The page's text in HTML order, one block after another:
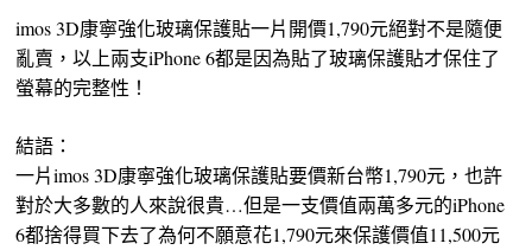
imos 3D康寧強化玻璃保護貼一片開價1,790元絕對不是隨便
亂賣，以上兩支iPhone 6都是因為貼了玻璃保護貼才保住了
螢幕的完整性！
結語：
一片imos 3D康寧強化玻璃保護貼要價新台幣1,790元，也許
對於大多數的人來說很貴…但是一支價值兩萬多元的iPhone
6都捨得買下去了為何不願意花1,790元來保護價值11,500元